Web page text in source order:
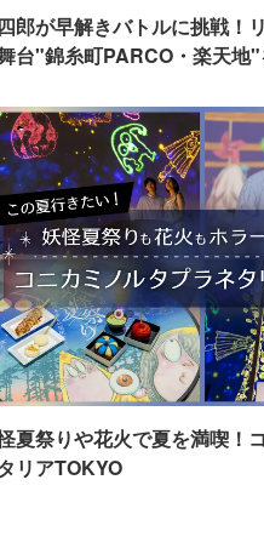
郎が早解きバトルに挑戦！
台"錦糸町PARCO・楽天地"
夏祭りや花火で夏を満喫！
リアTOKYO